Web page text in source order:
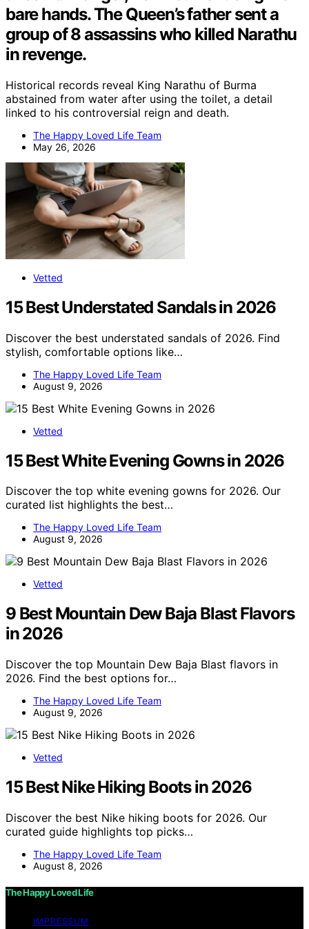
bare hands. The Queen’s father sent a
group of 8 assassins who killed Narathu
in revenge.
Historical records reveal King Narathu of Burma
abstained from water after using the toilet, a detail
linked to his controversial reign and death.
The Happy Loved Life Team
May 26, 2026
Vetted
15 Best Understated Sandals in 2026
Discover the best understated sandals of 2026. Find
stylish, comfortable options like…
The Happy Loved Life Team
August 9, 2026
Vetted
15 Best White Evening Gowns in 2026
Discover the top white evening gowns for 2026. Our
curated list highlights the best…
The Happy Loved Life Team
August 9, 2026
Vetted
9 Best Mountain Dew Baja Blast Flavors
in 2026
Discover the top Mountain Dew Baja Blast flavors in
2026. Find the best options for…
The Happy Loved Life Team
August 9, 2026
Vetted
15 Best Nike Hiking Boots in 2026
Discover the best Nike hiking boots for 2026. Our
curated guide highlights top picks…
The Happy Loved Life Team
August 8, 2026
The Happy Loved Life
IMPRESSUM